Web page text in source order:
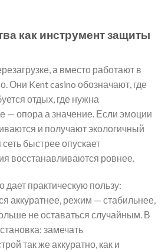
как инструмент защиты
а вместо работают в
Они Kent casino обозначают, где
отдых, где нужна
— опора а значение. Если эмоции
и получают экологичный
быстрее опускает
восстанавливаются ровнее.
дает практическую пользу:
аккуратнее, режим — стабильнее,
не оставаться случайным. В
замечать
так же аккуратно, как и